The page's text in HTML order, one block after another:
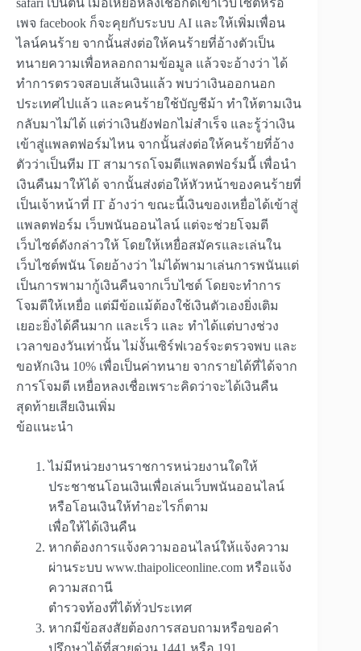
safari เป็นต้น เมื่อเหยื่อหลงเชื่อกดเข้าเว็บไซต์หรือ
เพจ facebook ก็จะคุยกับระบบ AI และให้เพิ่มเพื่อน
ไลน์คนร้าย จากนั้นส่งต่อให้คนร้ายที่อ้างตัวเป็น
ทนายความเพื่อหลอกถามข้อมูล แล้วจะอ้างว่า ได้
ทำการตรวจสอบเส้นเงินแล้ว พบว่าเงินออกนอก
ประเทศไปแล้ว และคนร้ายใช้บัญชีม้า ทำให้ตามเงิน
กลับมาไม่ได้ แต่ว่าเงินยังฟอกไม่สำเร็จ และรู้ว่าเงิน
เข้าสู่แพลตฟอร์มไหน จากนั้นส่งต่อให้คนร้ายที่อ้าง
ตัวว่าเป็นทีม IT สามารถโจมตีแพลตฟอร์มนี้ เพื่อนำ
เงินคืนมาให้ได้ จากนั้นส่งต่อให้หัวหน้าของคนร้ายที่
เป็นเจ้าหน้าที่ IT อ้างว่า ขณะนี้เงินของเหยื่อได้เข้าสู่
แพลตฟอร์ม เว็บพนันออนไลน์ แต่จะช่วยโจมตี
เว็บไซต์ดังกล่าวให้ โดยให้เหยื่อสมัครและเล่นใน
เว็บไซต์พนัน โดยอ้างว่า ไม่ได้พามาเล่นการพนันแต่
เป็นการพามากู้เงินคืนจากเว็บไซต์ โดยจะทำการ
โจมตีให้เหยื่อ แต่มีข้อแม้ต้องใช้เงินตัวเองยิ่งเติม
เยอะยิ่งได้คืนมาก และเร็ว และ ทำได้แต่บางช่วง
เวลาของวันเท่านั้น ไม่งั้นเซิร์ฟเวอร์จะตรวจพบ และ
ขอหักเงิน 10% เพื่อเป็นค่าทนาย จากรายได้ที่ได้จาก
การโจมตี เหยื่อหลงเชื่อเพราะคิดว่าจะได้เงินคืน
สุดท้ายเสียเงินเพิ่ม
ข้อแนะนำ
ไม่มีหน่วยงานราชการหน่วยงานใดให้
ประชาชนโอนเงินเพื่อเล่นเว็บพนันออนไลน์
หรือโอนเงินให้ทำอะไรก็ตาม
เพื่อให้ได้เงินคืน
หากต้องการแจ้งความออนไลน์ให้แจ้งความ
ผ่านระบบ www.thaipoliceonline.com หรือแจ้ง
ความสถานี
ตำรวจท้องที่ได้ทั่วประเทศ
หากมีข้อสงสัยต้องการสอบถามหรือขอคำ
ปรึกษาได้ที่สายด่วน 1441 หรือ 191